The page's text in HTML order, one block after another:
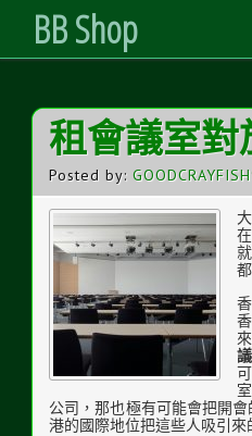
BB Shop
租會議室
Posted by:
公司，那也極有可能會把開
港的國際地位把這些人吸引